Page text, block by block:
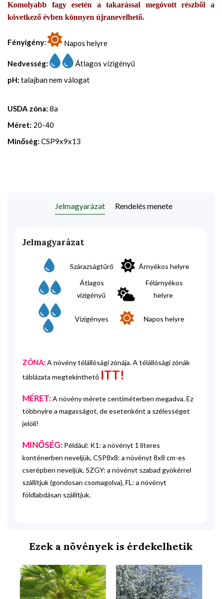
Komolyabb fagy esetén a takarással megóvott részből a
következő évben könnyen újranevelhető.
Fényigény: Napos helyre
Nedvesség:
Átlagos vízigényű
pH: talajban nem válogat
USDA zóna: 8a
Méret: 20-40
Minőség: CSP9x9x13
Jelmagyarázat Rendelés menete
Jelmagyarázat
Szárazságtűrő
Árnyékos helyre
Átlagos
vízigényű
Félárnyékos
helyre
Vízigényes Napos helyre
ZÓNA: A növény télállósági zónája. A télállósági zónák
táblázata megtekinthető ITT!
MÉRET:A növény mérete centiméterben megadva. Ez
többnyire a magasságot, de esetenként a szélességet
jelöli!
MINŐSÉG: Például: K1: a növényt 1 literes
konténerben neveljük, CSP8x8: a növényt 8x8 cm-es
cserépben neveljük, SZGY: a növényt szabad gyökérrel
szállítjuk (gondosan csomagolva), FL: a növényt
földlabdásan szállítjuk.
Ezek a növények is érdekelhetik